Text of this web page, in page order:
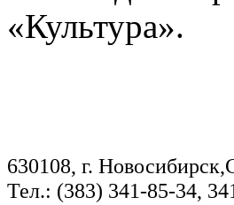
«Культура».
630108, г.
Тел.: (383) 341-85-34,